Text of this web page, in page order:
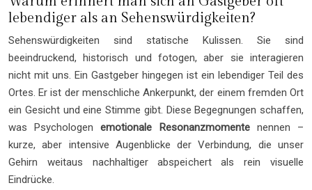
lebendiger als an Sehenswürdigkeiten?
Sehenswürdigkeiten sind statische Kulissen. Sie sind
beeindruckend, historisch und fotogen, aber sie interagieren
nicht mit uns. Ein Gastgeber hingegen ist ein lebendiger Teil des
Ortes. Er ist der menschliche Ankerpunkt, der einem fremden Ort
ein Gesicht und eine Stimme gibt. Diese Begegnungen schaffen,
was Psychologenemotionale Resonanzmomentenennen –
kurze, aber intensive Augenblicke der Verbindung, die unser
Gehirn weitaus nachhaltiger abspeichert als rein visuelle
Eindrücke.